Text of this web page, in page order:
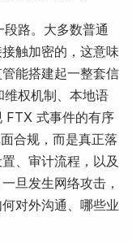
路。大多数普通
触加密的，这意味
能搭建起一整套信
权机制、本地语
FTX 式事件的有序
合规，而是真正落
、审计流程，以及
旦发生网络攻击，
对外沟通、哪些业